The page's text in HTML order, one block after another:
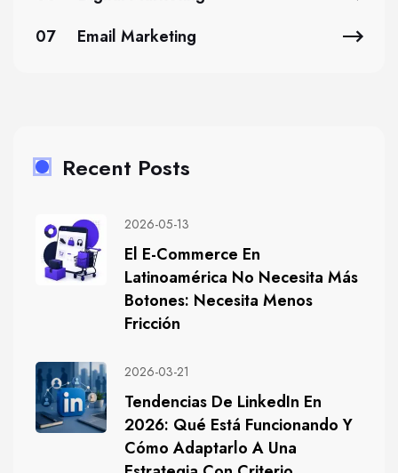
07
Email Marketing
Recent Posts
2026-05-13
El E-Commerce En
Latinoamérica No Necesita Más
Botones: Necesita Menos
Fricción
2026-03-21
Tendencias De LinkedIn En
2026: Qué Está Funcionando Y
Cómo Adaptarlo A Una